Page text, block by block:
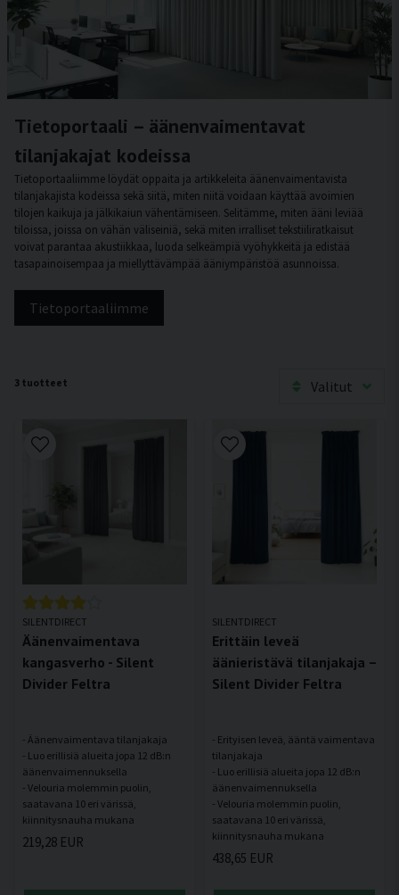
Tietoportaali – äänenvaimentavat
tilanjakajat kodeissa
Tietoportaaliimme löydät oppaita ja artikkeleita äänenvaimentavista
tilanjakajista kodeissa sekä siitä, miten niitä voidaan käyttää avoimien
tilojen kaikuja ja jälkikaiun vähentämiseen. Selitämme, miten ääni leviää
tiloissa, joissa on vähän väliseiniä, sekä miten irralliset tekstiiliratkaisut
voivat parantaa akustiikkaa, luoda selkeämpiä vyöhykkeitä ja edistää
tasapainoisempaa ja miellyttävämpää ääniympäristöä asunnoissa.
Tietoportaaliimme
3 tuotteet Valitut
SILENTDIRECT
Äänenvaimentava
kangasverho - Silent
Divider Feltra
- Äänenvaimentava tilanjakaja
- Luo erillisiä alueita jopa 12 dB:n
äänenvaimennuksella
- Velouria molemmin puolin,
saatavana 10 eri värissä,
219,28 EUR
SILENTDIRECT
Erittäin leveä
äänieristävä tilanjakaja –
Silent Divider Feltra
- Erityisen leveä, ääntä vaimentava
tilanjakaja
- Luo erillisiä alueita jopa 12 dB:n
äänenvaimennuksella
- Velouria molemmin puolin,
saatavana 10 eri värissä,
438,65 EUR